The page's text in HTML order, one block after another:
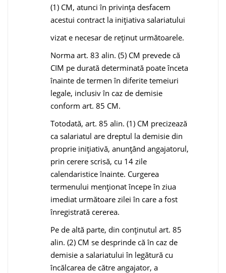
(1) CM, atunci în privința desfacem
acestui contract la inițiativa salariatului
vizat e necesar de reținut următoarele.
Norma art. 83 alin. (5) CM prevede că
CIM pe durată determinată poate înceta
înainte de termen în diferite temeiuri
legale, inclusiv în caz de demisie
conform art. 85 CM.
Totodată, art. 85 alin. (1) CM precizează
ca salariatul are dreptul la demisie din
proprie iniţiativă, anunţând angajatorul,
prin cerere scrisă, cu 14 zile
calendaristice înainte. Curgerea
termenului menţionat începe în ziua
imediat următoare zilei în care a fost
înregistrată cererea.
Pe de altă parte, din conținutul art. 85
alin. (2) CM se desprinde că în caz de
demisie a salariatului în legătură cu
încălcarea de către angajator, a